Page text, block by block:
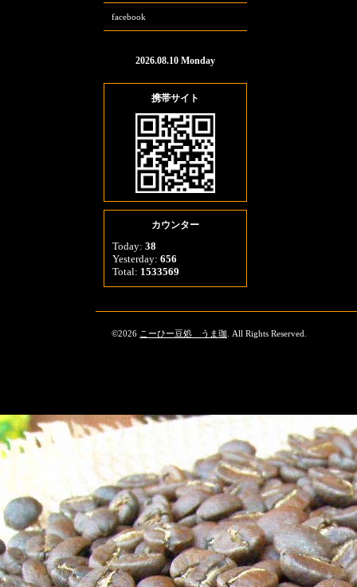
facebook
2026.08.10 Monday
携帯サイト
カウンター
Today: 38
Yesterday: 656
Total: 1533569
©2026 こーひー豆処 うま珈 . All Rights Reserved.